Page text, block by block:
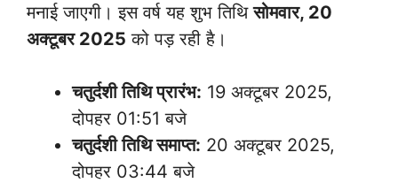
मनाई जाएगी। इस वर्ष यह शुभ तिथिसोमवार, 20
अक्टूबर 2025 को पड़ रही है।
चतुर्दशी तिथि प्रारंभ: 19 अक्टूबर 2025,
दोपहर 01:51 बजे
चतुर्दशी तिथि समाप्त: 20 अक्टूबर 2025,
दोपहर 03:44 बजे